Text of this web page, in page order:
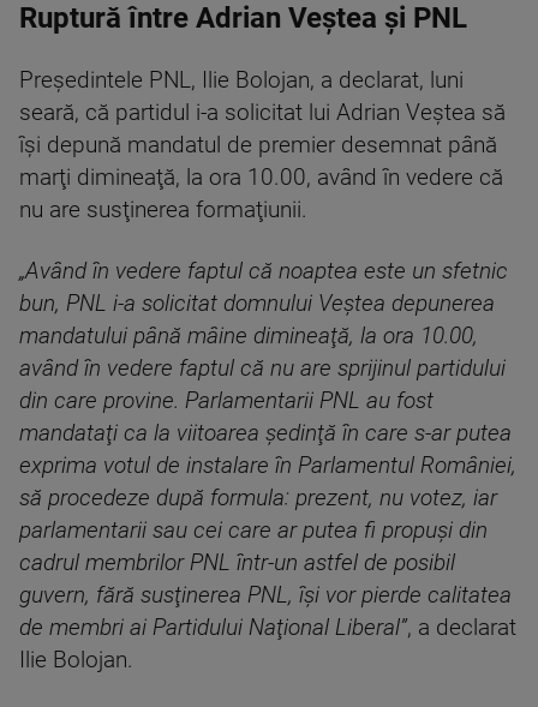
Ruptură între Adrian Veștea și PNL
Preşedintele PNL, Ilie Bolojan, a declarat, luni
seară, că partidul i-a solicitat lui Adrian Veştea să
îşi depună mandatul de premier desemnat până
marţi dimineaţă, la ora 10.00, având în vedere că
nu are susţinerea formaţiunii.
„Având în vedere faptul că noaptea este un sfetnic
bun, PNL i-a solicitat domnului Veştea depunerea
mandatului până mâine dimineaţă, la ora 10.00,
având în vedere faptul că nu are sprijinul partidului
din care provine. Parlamentarii PNL au fost
mandataţi ca la viitoarea şedinţă în care s-ar putea
exprima votul de instalare în Parlamentul României,
să procedeze după formula: prezent, nu votez, iar
parlamentarii sau cei care ar putea fi propuşi din
cadrul membrilor PNL într-un astfel de posibil
guvern, fără susţinerea PNL, îşi vor pierde calitatea
de membri ai Partidului Naţional Liberal”, a declarat
Ilie Bolojan.